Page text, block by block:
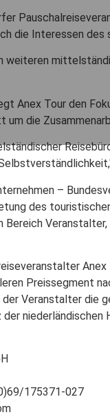
die Interessen
weiteren
Anex Tour den
die
–
des
Veranstalter,
Preissegment
Veranstalter die
niederländischen
175371-027